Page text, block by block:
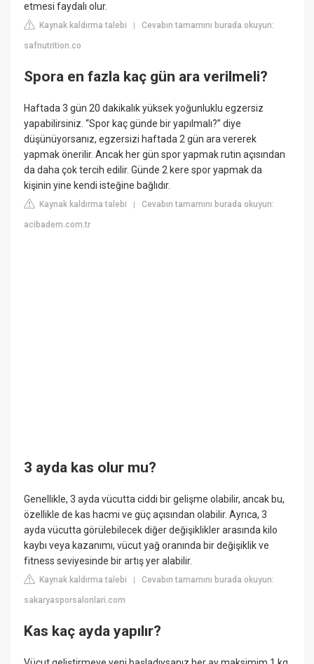
etmesi faydalı olur.
Kaynak kaldırma talebi |Cevabın tamamını burada okuyun:
safnutrition.co
Spora en fazla kaç gün ara verilmeli?
Haftada 3 gün 20 dakikalık yüksek yoğunluklu egzersiz
yapabilirsiniz. “Spor kaç günde bir yapılmalı?” diye
düşünüyorsanız, egzersizi haftada 2 gün ara vererek
yapmak önerilir. Ancak her gün spor yapmak rutin açısından
da daha çok tercih edilir. Günde 2 kere spor yapmak da
kişinin yine kendi isteğine bağlıdır.
Kaynak kaldırma talebi |Cevabın tamamını burada okuyun:
acibadem.com.tr
3 ayda kas olur mu?
Genellikle, 3 ayda vücutta ciddi bir gelişme olabilir, ancak bu,
özellikle de kas hacmi ve güç açısından olabilir. Ayrıca, 3
ayda vücutta görülebilecek diğer değişiklikler arasında kilo
kaybı veya kazanımı, vücut yağ oranında bir değişiklik ve
fitness seviyesinde bir artış yer alabilir.
Kaynak kaldırma talebi |Cevabın tamamını burada okuyun:
sakaryasporsalonlari.com
Kas kaç ayda yapılır?